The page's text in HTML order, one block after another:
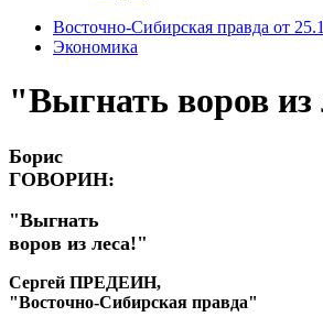
Восточно-Сибирская правда от
Экономика
"Выгнать воров из
Борис
ГОВОРИН:
"Выгнать
воров из леса!"
Сергей ПРЕДЕИН,
"Восточно-Сибирская правда"